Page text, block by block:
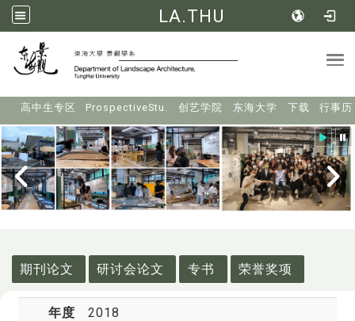
LA.THU
高中生专区 ProspectiveStu. 创艺学院 东海大学 下载 行事历
期刊论文
研讨会论文 专书 荣誉奖项
年度 2018